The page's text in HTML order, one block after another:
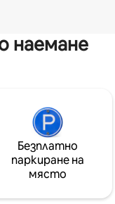
наемане
Безплатно
паркиране на
място